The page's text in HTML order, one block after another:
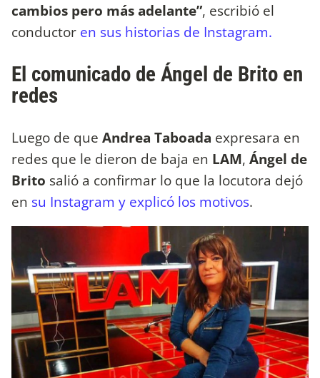
cambios pero más adelante”, escribió el
conductor en sus historias de Instagram.
El comunicado de Ángel de Brito en
redes
Luego de que Andrea Taboada expresara en
redes que le dieron de baja en LAM, Ángel de
Brito salió a confirmar lo que la locutora dejó
en su Instagram y explicó los motivos.